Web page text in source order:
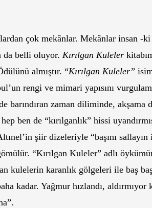
çok mekânlar. Mekânlar insan -ki
da belli oluyor. Kırılgan Kuleler
almıştır. “Kırılgan Kuleler”
rengi ve mimari yapısını
barındıran zaman diliminde, akşama
ben de “kırılganlık” hissi
şiir dizeleriyle “başını sallayın
“Kırılgan Kuleler” adlı
kulelerin karanlık gölgeleri ile baş
kadar. Yağmur hızlandı, aldırmıyor